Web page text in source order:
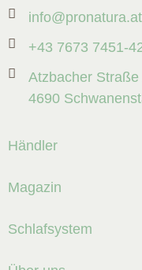
info@pronatura.at
+43 7673 7451-
Atzbacher Straße
4690
Händler
Magazin
Schlafsystem